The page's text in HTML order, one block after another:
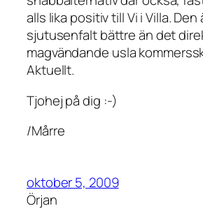
alls lika positiv till Vi i Villa. Den
sjutusenfalt bättre än det
magvändande usla
Aktuellt.
Tjohej på dig :-)
/Mårre
oktober 5, 2009
Örjan